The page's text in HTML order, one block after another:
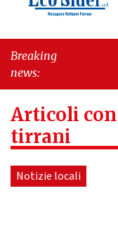
Breaking
news:
Articoli
tirrani
Notizie locali